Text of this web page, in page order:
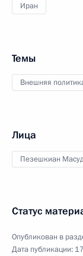
Иран
Темы
Внешняя
Лица
Пезешкиан
Статус
Опубликован в
Дата публикации: